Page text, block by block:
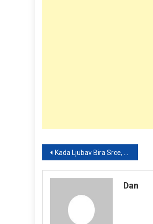
Post
navigation
Kada Ljubav Bira Srce, a Ne Status: Životna Priča o Veri, Izborima i Snazi Zajedništva
Dan